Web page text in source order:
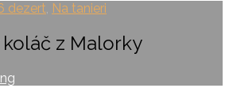
dezert, Na tanieri
z Malorky